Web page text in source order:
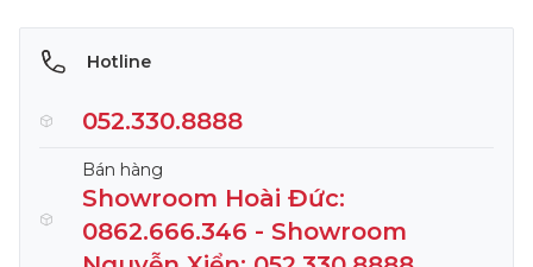
Hotline
052.330.8888
Bán hàng
Showroom Hoài Đức:
0862.666.346 - Showroom